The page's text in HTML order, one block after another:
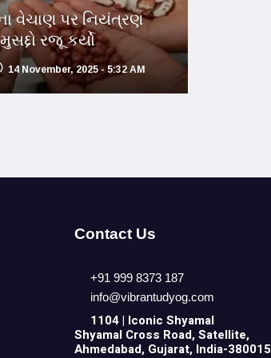
વેચાણ પર નિયંત્રણ
રજૂ કર્યો
14 November, 2025 - 5:32 AM
Contact Us
+91 999 8373 187
info@vibrantudyog.com
1104 | Iconic Shyamal
Shyamal Cross Road, Satellite,
Ahmedabad, Gujarat, India-380015